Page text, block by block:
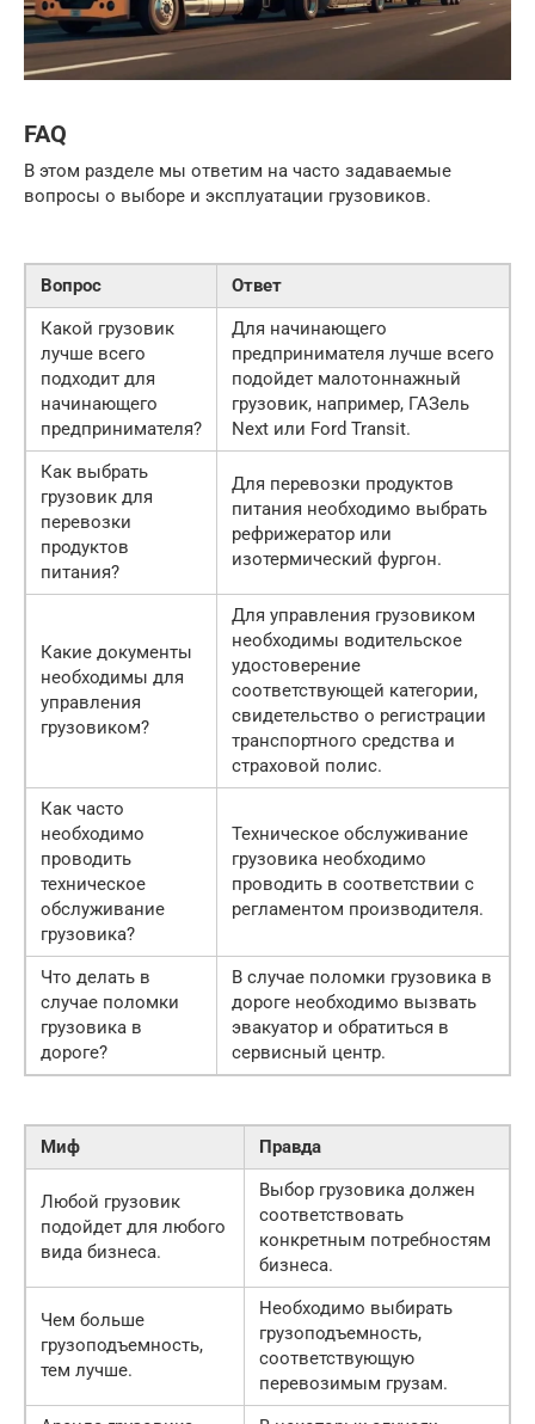
FAQ
В этом разделе мы ответим на часто задаваемые
вопросы о выборе и эксплуатации грузовиков.
Вопрос
Ответ
Какой грузовик
лучше всего
подходит для
начинающего
предпринимателя?
Для начинающего
предпринимателя лучше всего
подойдет малотоннажный
грузовик, например, ГАЗель
Next или Ford Transit.
Как выбрать
грузовик для
перевозки
продуктов
питания?
Для перевозки продуктов
питания необходимо выбрать
рефрижератор или
изотермический фургон.
Какие документы
необходимы для
управления
грузовиком?
Для управления грузовиком
необходимы водительское
удостоверение
соответствующей категории,
свидетельство о регистрации
транспортного средства и
страховой полис.
Как часто
необходимо
проводить
техническое
обслуживание
грузовика?
Техническое обслуживание
грузовика необходимо
проводить в соответствии с
регламентом производителя.
Что делать в
случае поломки
грузовика в
дороге?
В случае поломки грузовика в
дороге необходимо вызвать
эвакуатор и обратиться в
сервисный центр.
Миф Правда
Любой грузовик
подойдет для любого
вида бизнеса.
Выбор грузовика должен
соответствовать
конкретным потребностям
бизнеса.
Чем больше
грузоподъемность,
тем лучше.
Необходимо выбирать
грузоподъемность,
соответствующую
перевозимым грузам.